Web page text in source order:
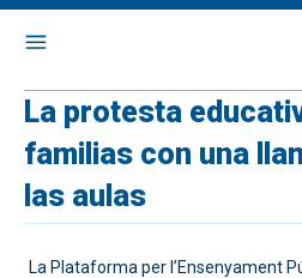
La protesta
familias con una
las aulas
La Plataforma per l’Ensenyament